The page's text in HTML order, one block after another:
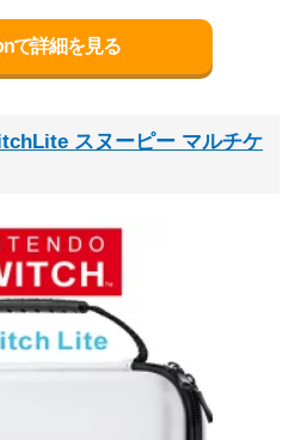
で詳細を見る
スヌーピー マルチケ